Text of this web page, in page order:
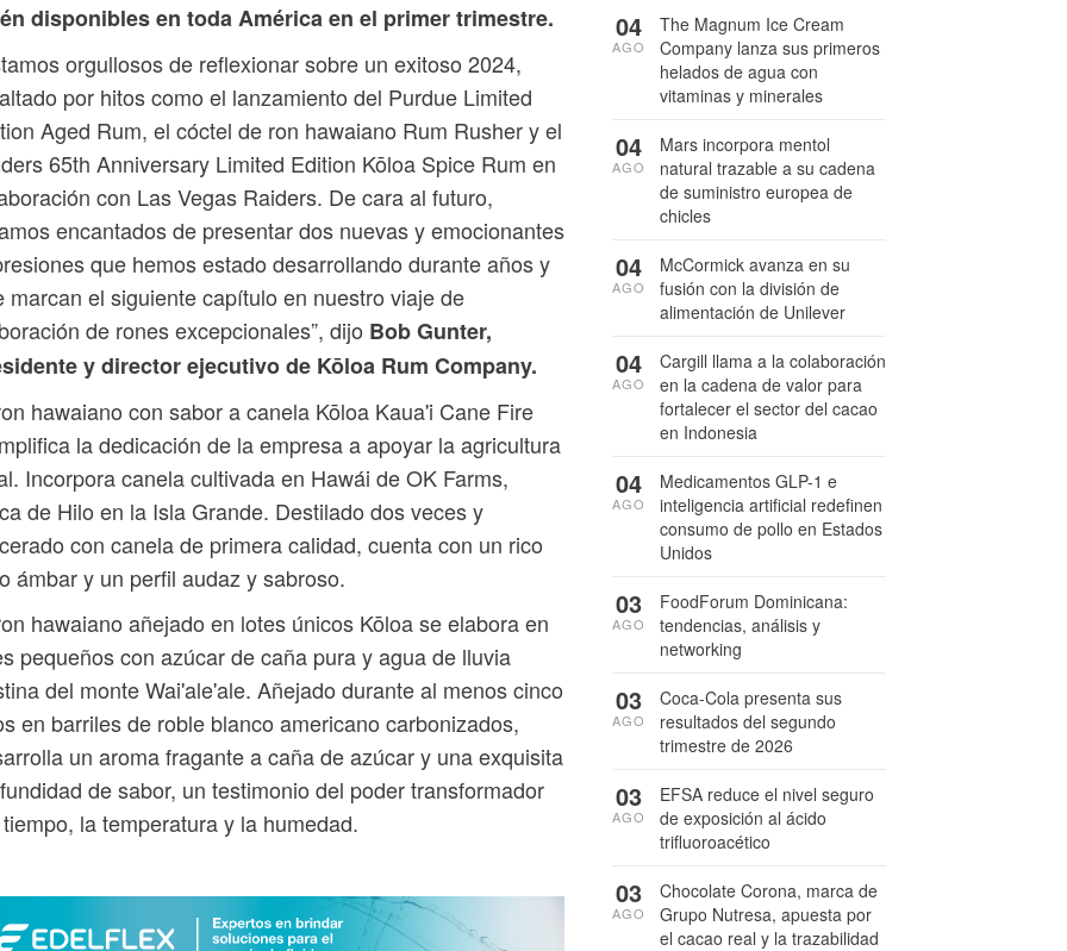
disponibles en toda América en el primer trimestre.
orgullosos de reflexionar sobre un exitoso 2024,
por hitos como el lanzamiento del Purdue Limited
Aged Rum, el cóctel de ron hawaiano Rum Rusher y el
65th Anniversary Limited Edition Kōloa Spice Rum en
con Las Vegas Raiders. De cara al futuro,
encantados de presentar dos nuevas y emocionantes
que hemos estado desarrollando durante años y
marcan el siguiente capítulo en nuestro viaje de
de rones excepcionales”, dijo Bob Gunter,
y director ejecutivo de Kōloa Rum Company.
hawaiano con sabor a canela Kōloa Kaua'i Cane Fire
la dedicación de la empresa a apoyar la agricultura
Incorpora canela cultivada en Hawái de OK Farms,
de Hilo en la Isla Grande. Destilado dos veces y
con canela de primera calidad, cuenta con un rico
ámbar y un perfil audaz y sabroso.
hawaiano añejado en lotes únicos Kōloa se elabora en
pequeños con azúcar de caña pura y agua de lluvia
del monte Wai'ale'ale. Añejado durante al menos cinco
en barriles de roble blanco americano carbonizados,
un aroma fragante a caña de azúcar y una exquisita
de sabor, un testimonio del poder transformador
la temperatura y la humedad.
The Magnum Ice Cream
Company lanza sus primeros
helados de agua con
vitaminas y minerales
04
AGO
Mars incorpora mentol
natural trazable a su cadena
de suministro europea de
chicles
04
AGO
McCormick avanza en su
fusión con la división de
alimentación de Unilever
04
AGO
Cargill llama a la colaboración
en la cadena de valor para
fortalecer el sector del cacao
en Indonesia
04
AGO
Medicamentos GLP-1 e
inteligencia artificial redefinen
consumo de pollo en Estados
Unidos
04
AGO
FoodForum Dominicana:
tendencias, análisis y
networking
03
AGO
Coca-Cola presenta sus
resultados del segundo
trimestre de 2026
03
AGO
EFSA reduce el nivel seguro
de exposición al ácido
trifluoroacético
03
AGO
Chocolate Corona, marca de
Grupo Nutresa, apuesta por
el cacao real y la trazabilidad
03
AGO